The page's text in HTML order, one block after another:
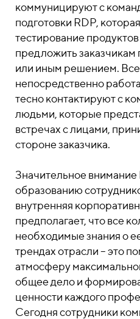
коммуницируют с
подготовки RDP,
тестирование
предложить заказчикам
или иным решением.
непосредственно
тесно контактируют с
людьми, которые
встречах с лицами,
стороне заказчика.
Значительное внимание
образованию
внутренняя
предполагает, что все
необходимые знания о
трендах отрасли – это
атмосферу
общее дело и
ценности каждого
Сегодня сотрудники